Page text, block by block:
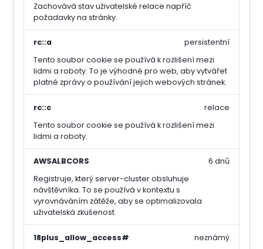
Zachovává stav uživatelské relace napříč
požadavky na stránky.
rc::a
Tento soubor cookie se používá k rozlišení mezi
lidmi a roboty. To je výhodné pro web, aby vytvářet
platné zprávy o používání jejich webových stránek.
persistentní
rc::c
Tento soubor cookie se používá k rozlišení mezi
lidmi a roboty.
relace
AWSALBCORS
Registruje, který server-cluster obsluhuje
návštěvníka. To se používá v kontextu s
vyrovnáváním zátěže, aby se optimalizovala
uživatelská zkušenost.
6 dnů
18plus_allow_access#
neznámý